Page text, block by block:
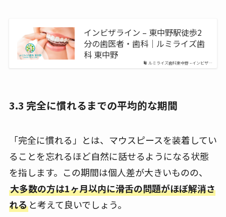
ルミライズ歯科東中野 – インビザ…
インビザライン – 東中野駅徒歩2
分の歯医者・歯科｜ルミライズ歯
科 東中野
3.3 完全に慣れるまでの平均的な期間
「完全に慣れる」とは、マウスピースを装着してい
ることを忘れるほど自然に話せるようになる状態
を指します。この期間は個人差が大きいものの、
大多数の方は1ヶ月以内に滑舌の問題がほぼ解消さ
れると考えて良いでしょう。